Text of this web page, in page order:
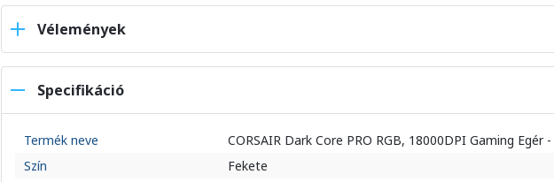
Vélemények
Specifikáció
Termék neve
CORSAIR Dark Core PRO RGB, 18000DPI Gaming Egér
Szín
Fekete